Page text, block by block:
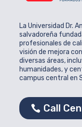
La Universidad Dr.
salvadoreña
profesionales de
visión de mejora
diversas áreas,
humanidades, y
campus central en
Call